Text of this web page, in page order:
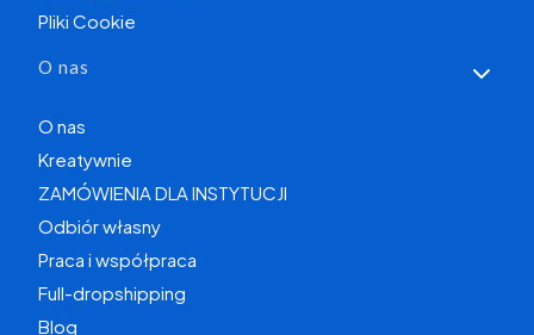
Pliki Cookie
O nas
O nas
Kreatywnie
ZAMÓWIENIA DLA INSTYTUCJI
Odbiór własny
Praca i współpraca
Full-dropshipping
Blog